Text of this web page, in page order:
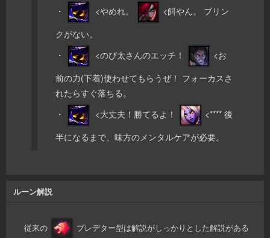
・ <やめれ。
<餌やん。 ブリン
クがない。
・
<のび太さんのエッチ！
<お
前の力(下着)使わせてもらうぜ！ フォーカスさ
れたらすぐ落ちる。
・
<大丈夫！勝てるよ！
<**** 後
半になるまで、味方のメンタルケアが必要。
ルーン解説
従来の プレデター型は解説がしっかりとした解説がある